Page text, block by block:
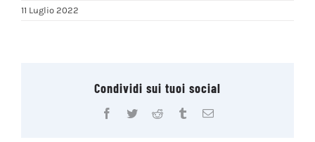
11 Luglio 2022
Condividi sui tuoi social
Facebook
TwitterReddit TumblrEmail